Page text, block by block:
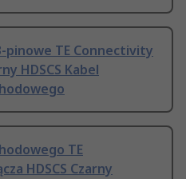
pinowe TE Connectivity
HDSCS Kabel
TE
HDSCS Czarny